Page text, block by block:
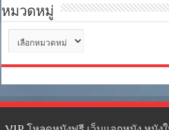
หมวดหมู่
หมู่